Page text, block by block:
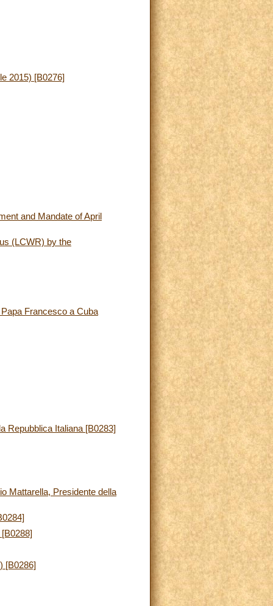
2015) [B0276]
and Mandate of April
(LCWR) by the
Francesco a Cuba
Repubblica Italiana [B0283]
Mattarella, Presidente della
[B0286]